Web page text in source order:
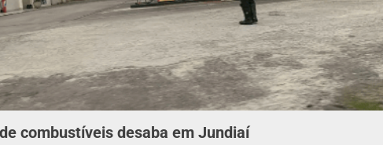
combustíveis desaba em Jundiaí